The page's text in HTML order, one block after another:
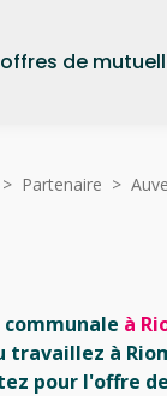
de
> Partenaire >
à
travaillez à
pour l'offre